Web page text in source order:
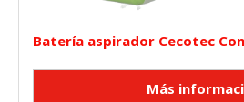
Batería aspirador Cecotec